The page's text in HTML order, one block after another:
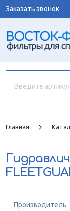
Заказать звонок
Главная
Производитель